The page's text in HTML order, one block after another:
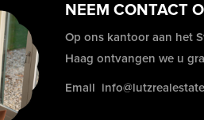
NEEM CONTACT
Op ons kantoor aan het
Haag ontvangen we u
Email